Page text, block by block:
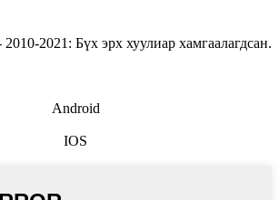
2021: Бүх эрх хуулиар хамгаалагдсан.
Android
IOS